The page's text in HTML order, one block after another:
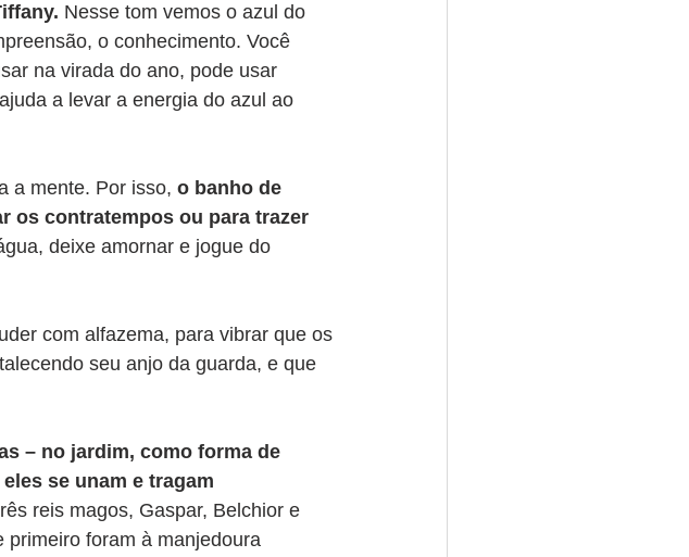
Nesse tom vemos o azul do
o conhecimento. Você
na virada do ano, pode usar
a levar a energia do azul ao
a mente. Por isso, o banho de
os contratempos ou para trazer
deixe amornar e jogue do
com alfazema, para vibrar que os
seu anjo da guarda, e que
– no jardim, como forma de
se unam e tragam
reis magos, Gaspar, Belchior e
primeiro foram à manjedoura